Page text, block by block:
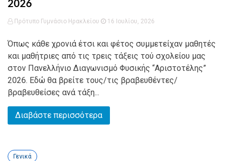
2026
Πρότυπο Γυμνάσιο Ηρακλείου 16 Ιουλίου, 2026
Όπως κάθε χρονιά έτσι και φέτος συμμετείχαν μαθητές
και μαθήτριες από τις τρεις τάξεις τού σχολείου μας
στον Πανελλήνιο Διαγωνισμό Φυσικής “Αριστοτέλης”
2026. Εδώ θα βρείτε τους/τις βραβευθέντες/
βραβευθείσες ανά τάξη...
Διαβάστε περισσότερα
Γενικά